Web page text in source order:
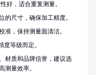
好，适合重复测量。
的尺寸，确保加工精度。
准，保持测量面清洁。
度等级而定。
材质和品牌信誉，建议选
测量效率。